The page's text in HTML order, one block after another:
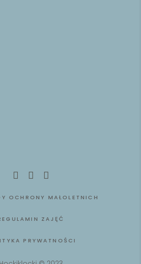
OCHRONY MAŁOLETNICH
ZAJĘĆ
PRYWATNOŚCI